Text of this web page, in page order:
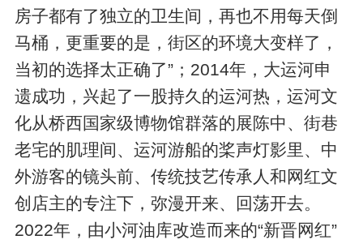
房子都有了独立的卫生间，再也不用每天倒
马桶，更重要的是，街区的环境大变样了，
当初的选择太正确了”；2014年，大运河申
遗成功，兴起了一股持久的运河热，运河文
化从桥西国家级博物馆群落的展陈中、街巷
老宅的肌理间、运河游船的桨声灯影里、中
外游客的镜头前、传统技艺传承人和网红文
创店主的专注下，弥漫开来、回荡开去。
2022年，由小河油库改造而来的“新晋网红”